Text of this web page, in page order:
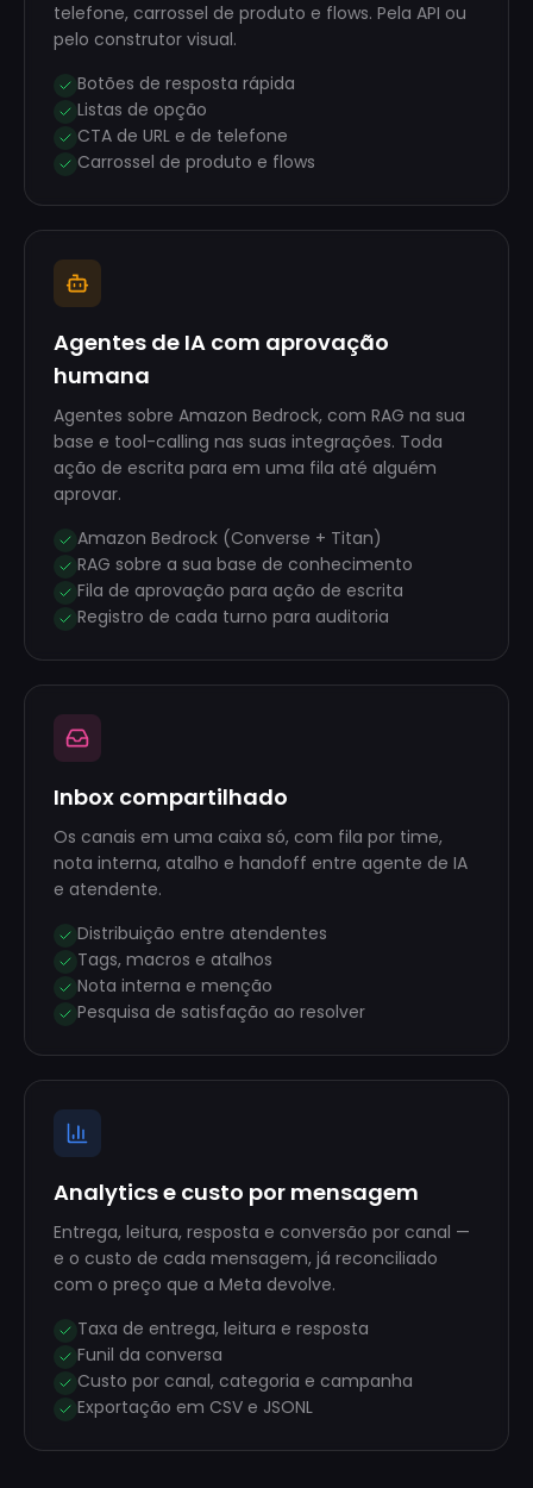
telefone, carrossel de produto e flows. Pela API ou
pelo construtor visual.
Botões de resposta rápida
Listas de opção
CTA de URL e de telefone
Carrossel de produto e flows
Agentes de IA com aprovação
humana
Agentes sobre Amazon Bedrock, com RAG na sua
base e tool-calling nas suas integrações. Toda
ação de escrita para em uma fila até alguém
aprovar.
Amazon Bedrock (Converse + Titan)
RAG sobre a sua base de conhecimento
Fila de aprovação para ação de escrita
Registro de cada turno para auditoria
Inbox compartilhado
Os canais em uma caixa só, com fila por time,
nota interna, atalho e handoff entre agente de IA
e atendente.
Distribuição entre atendentes
Tags, macros e atalhos
Nota interna e menção
Pesquisa de satisfação ao resolver
Analytics e custo por mensagem
Entrega, leitura, resposta e conversão por canal —
e o custo de cada mensagem, já reconciliado
com o preço que a Meta devolve.
Taxa de entrega, leitura e resposta
Funil da conversa
Custo por canal, categoria e campanha
Exportação em CSV e JSONL